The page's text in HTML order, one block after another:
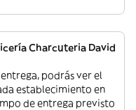
Charcuteria David
podrás ver el
establecimiento en
de entrega previsto